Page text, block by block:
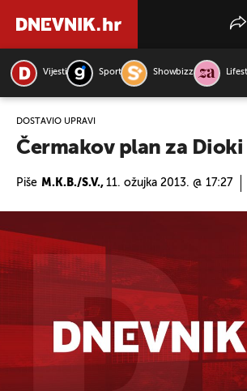
Vijesti Sport Showbizz
DOSTAVIO UPRAVI
Čermakov plan za Dioki
Piše M.K.B./S.V., 11. ožujka 2013. @ 17:27
PRETRAŽITE VIJESTI